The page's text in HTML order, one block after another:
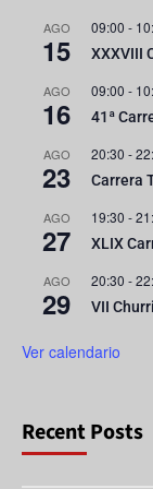
AGO
15
09:00 -
XXXVIII
AGO
16
09:00 -
41ª
AGO
23
20:30 -
Carrera
AGO
27
19:30 -
XLIX
AGO
29
20:30 -
VII
Ver calendario
Recent Posts